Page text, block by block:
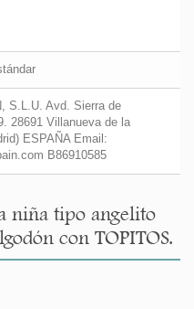
S.L.U. Avd. Sierra de
28691 Villanueva de la
ESPAÑA Email:
B86910585
niña tipo angelito
con TOPITOS.